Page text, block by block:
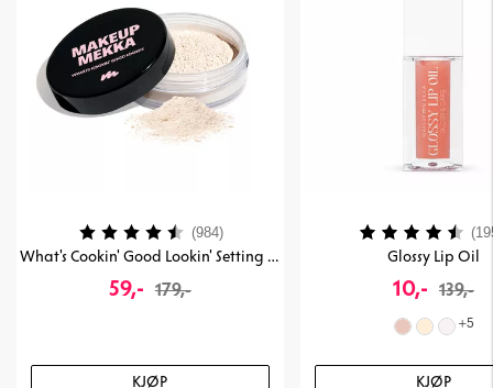
What's Cookin' Good Lookin' Setting & Baking Powder
59,- 179,-
KJØP
Karakter: (984)4.4 av 5 mulige
Glossy Lip Oil
10,- 139,-
+5
KJØP
Karakter: